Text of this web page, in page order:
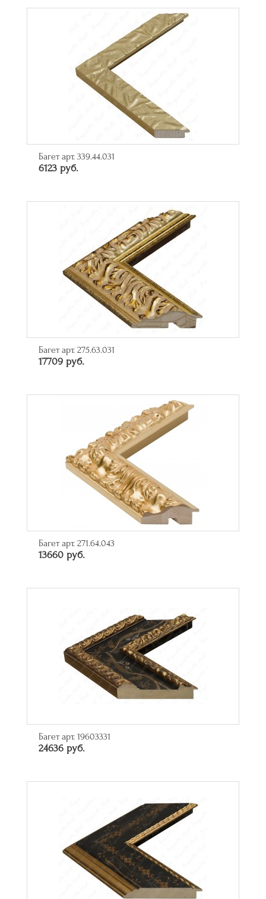
Багет арт. 339.44.031
6123 руб.
Багет арт. 275.63.031
17709 руб.
Багет арт. 271.64.043
13660 руб.
Багет арт. 19603331
24636 руб.